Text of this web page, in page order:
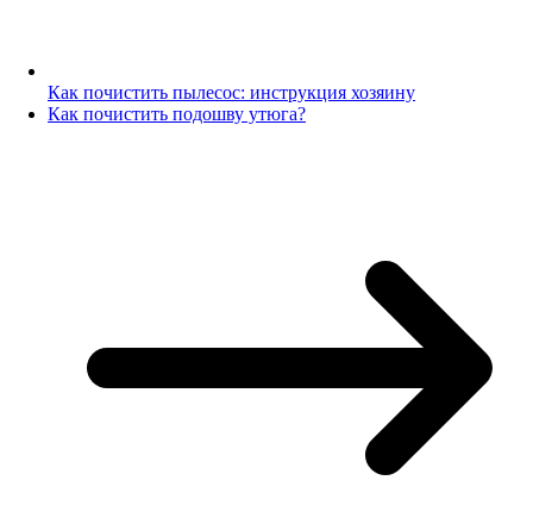
Как почистить пылесос: инструкция хозяину
Как почистить подошву утюга?